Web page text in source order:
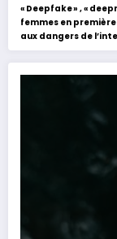
« Deepfake » , «
femmes en
aux dangers de
artificielle